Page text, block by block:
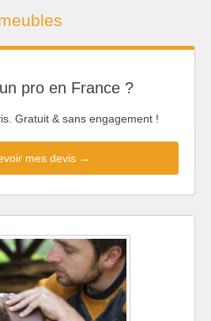
pro en France ?
Gratuit & sans engagement !
mes devis →